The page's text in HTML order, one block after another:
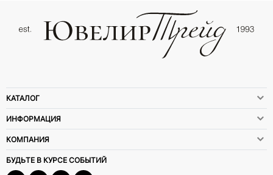
КАТАЛОГ
ИНФОРМАЦИЯ
КОМПАНИЯ
БУДЬТЕ В КУРСЕ СОБЫТИЙ